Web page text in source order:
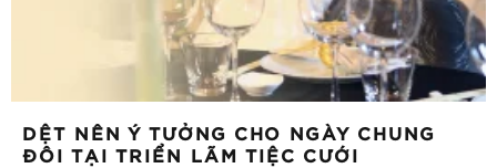
DỆT NÊN Ý TƯỞNG CHO NGÀY CHUNG
ĐÔI TẠI TRIỂN LÃM TIỆC CƯỚI